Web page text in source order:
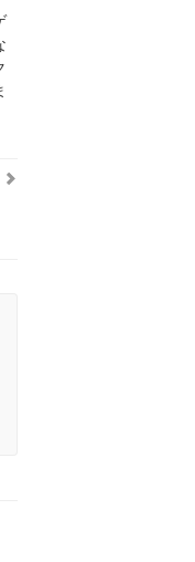
ィレクトリ名の認
更]、[ジョブを削除]
再利用する
用する
リューム